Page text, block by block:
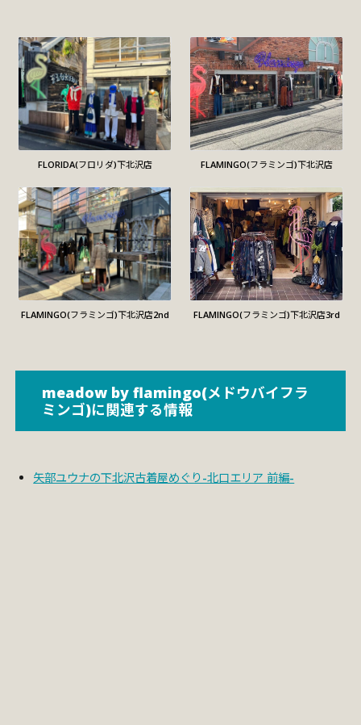
FLORIDA(フロリダ)下北沢店 FLAMINGO(フラミンゴ)下北沢店
FLAMINGO(フラミンゴ)下北沢店2nd FLAMINGO(フラミンゴ)下北沢店3rd
meadow by flamingo(メドウバイフラ
ミンゴ)に関連する情報
矢部ユウナの下北沢古着屋めぐり-北口エリア 前編-